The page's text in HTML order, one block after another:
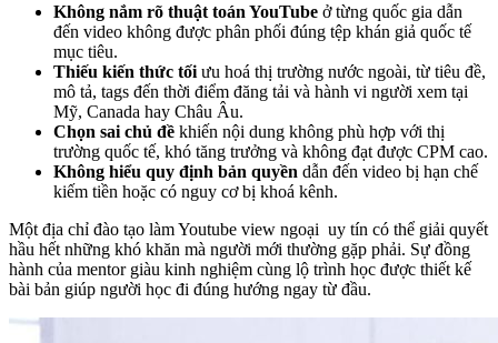
Không nắm rõ thuật toán YouTube ở từng quốc gia dẫn
đến video không được phân phối đúng tệp khán giả quốc tế
mục tiêu.
Thiếu kiến thức tối ưu hoá thị trường nước ngoài, từ tiêu đề,
mô tả, tags đến thời điểm đăng tải và hành vi người xem tại
Mỹ, Canada hay Châu Âu.
Chọn sai chủ đề khiến nội dung không phù hợp với thị
trường quốc tế, khó tăng trưởng và không đạt được CPM cao.
Không hiểu quy định bản quyền dẫn đến video bị hạn chế
kiếm tiền hoặc có nguy cơ bị khoá kênh.
Một địa chỉ đào tạo làm Youtube view ngoại uy tín có thể giải quyết
hầu hết những khó khăn mà người mới thường gặp phải. Sự đồng
hành của mentor giàu kinh nghiệm cùng lộ trình học được thiết kế
bài bản giúp người học đi đúng hướng ngay từ đầu.